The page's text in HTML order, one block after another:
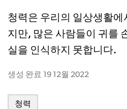
청력은 우리의 일상생활
지만, 많은 사람들이 귀를
실을 인식하지 못합니다.
생성 완료 19 12월 2022
청력